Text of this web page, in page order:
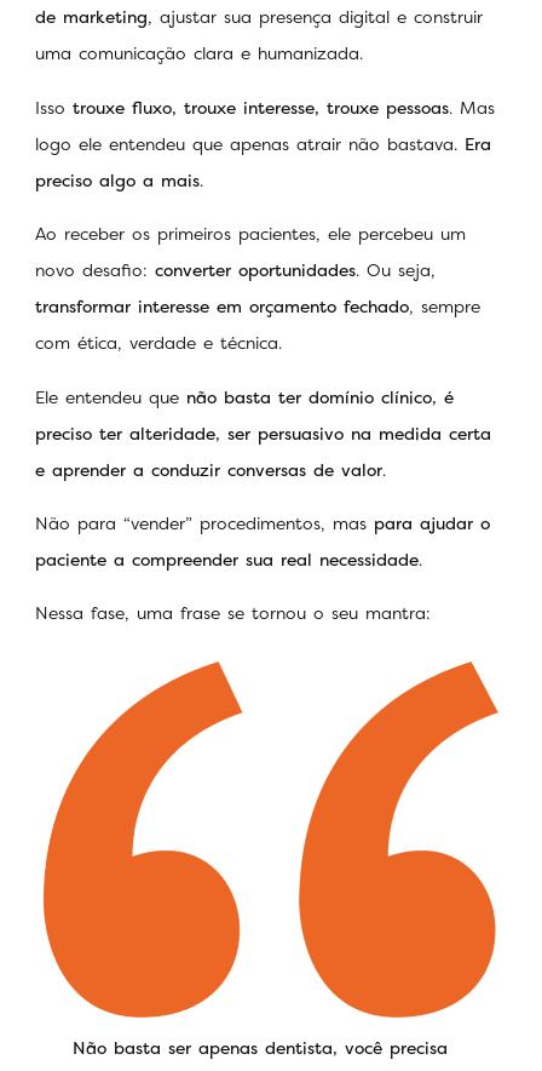
de marketing, ajustar sua presença digital e construir
uma comunicação clara e humanizada.
Isso trouxe fluxo, trouxe interesse, trouxe pessoas. Mas
logo ele entendeu que apenas atrair não bastava. Era
preciso algo a mais.
Ao receber os primeiros pacientes, ele percebeu um
novo desafio: converter oportunidades. Ou seja,
transformar interesse em orçamento fechado, sempre
com ética, verdade e técnica.
Ele entendeu que não basta ter domínio clínico, é
preciso ter alteridade, ser persuasivo na medida certa
e aprender a conduzir conversas de valor.
Não para “vender” procedimentos, mas para ajudar o
paciente a compreender sua real necessidade.
Nessa fase, uma frase se tornou o seu mantra:
Não basta ser apenas dentista, você precisa